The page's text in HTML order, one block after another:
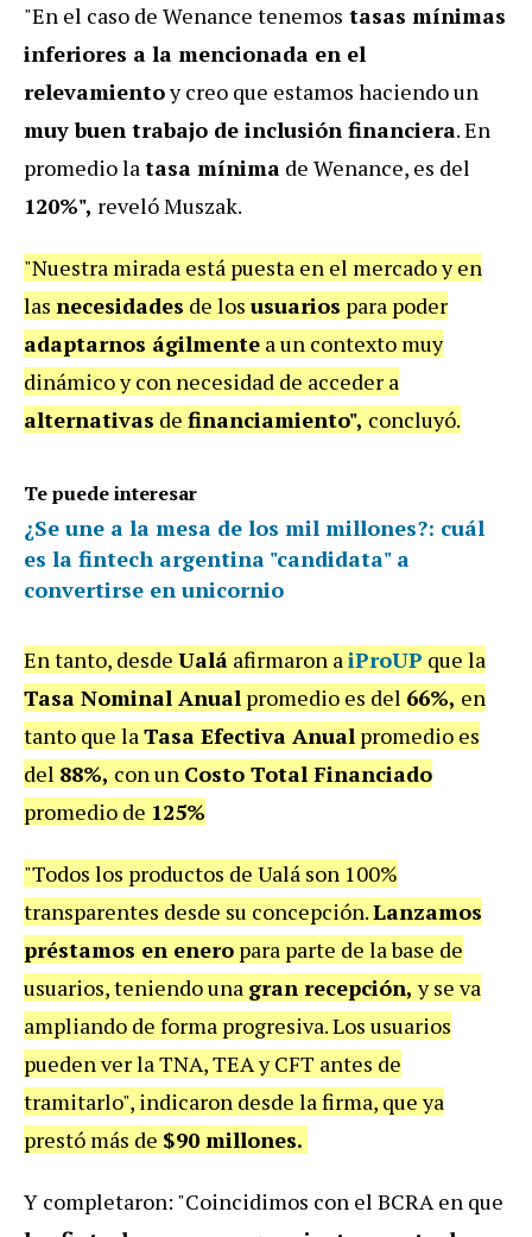
"En el caso de Wenance tenemos tasas mínimas
inferiores a la mencionada en el
relevamientoy creo que estamos haciendo un
muy buen trabajo de inclusión financiera. En
promedio latasa mínima de Wenance, es del
120%", reveló Muszak.
"Nuestra mirada está puesta en el mercado y en
las necesidades de los usuarios para poder
adaptarnos ágilmente a un contexto muy
dinámico y con necesidad de acceder a
alternativas de financiamiento", concluyó.
Te puede interesar
¿Se une a la mesa de los mil millones?: cuál
es la fintech argentina "candidata" a
convertirse en unicornio
En tanto, desde Ualá afirmaron aiProUP que la
Tasa Nominal Anual promedio es del 66%, en
tanto que laTasa Efectiva Anual promedio es
del 88%, con un Costo Total Financiado
promedio de 125%
"Todos los productos de Ualá son 100%
transparentes desde su concepción.Lanzamos
préstamos en enero para parte de la base de
usuarios, teniendo una gran recepción, y se va
ampliando de forma progresiva. Los usuarios
pueden ver la TNA, TEA y CFT antes de
tramitarlo", indicaron desde la firma, que ya
prestó más de $90 millones.
Y completaron: "Coincidimos con el BCRA en que